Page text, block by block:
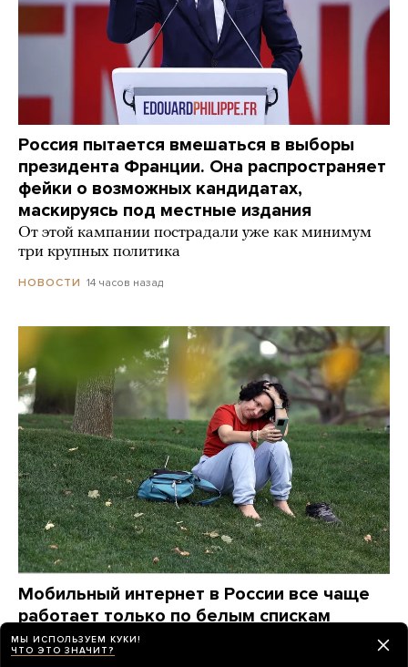
Россия пытается вмешаться в выборы
президента Франции. Она распространяет
фейки о возможных кандидатах,
маскируясь под местные издания
От этой кампании пострадали уже как минимум
три крупных политика
НОВОСТИ 14 часов назад
Мобильный интернет в России все чаще
работает только по белым спискам
Расскажите, как этот режим ограничений вводится
там, где вы живете
МЫ ИСПОЛЬЗУЕМ КУКИ!
ЧТО ЭТО ЗНАЧИТ?